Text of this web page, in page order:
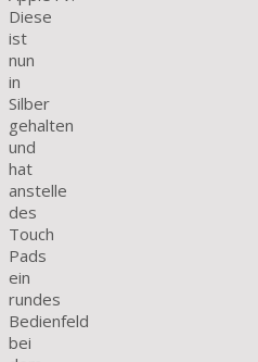
Diese
ist
nun
in
Silber
gehalten
und
hat
anstelle
des
Touch
Pads
ein
rundes
Bedienfeld
bei